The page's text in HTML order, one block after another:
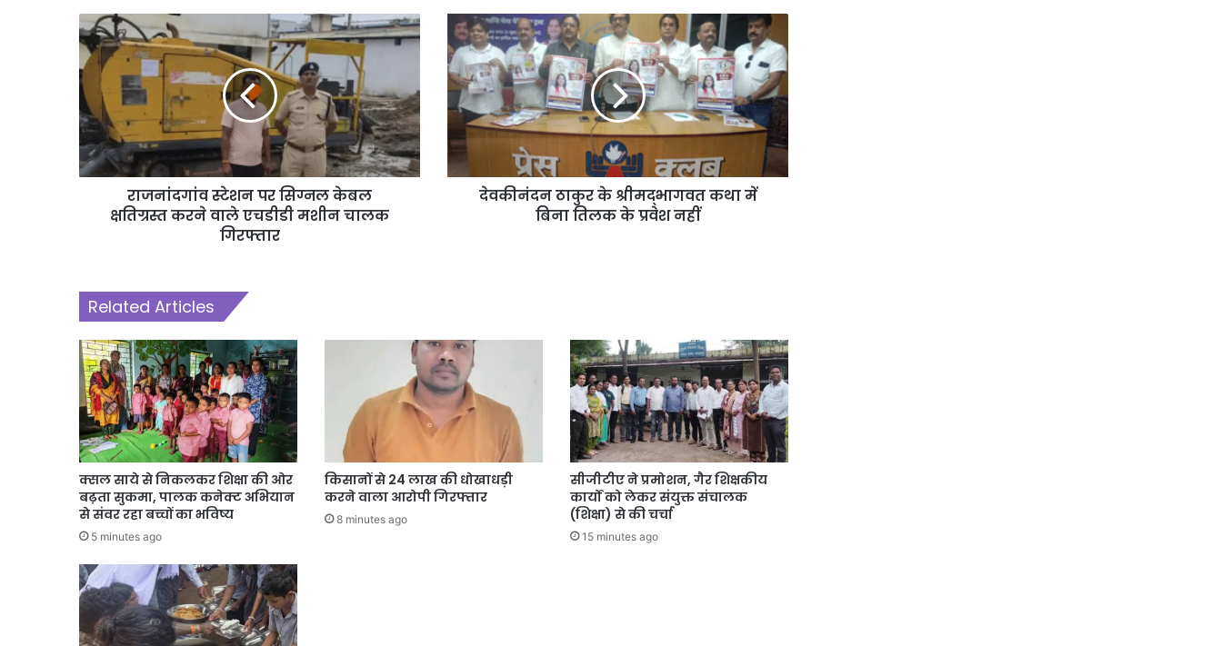
राजनांदगांव स्टेशन पर सिग्नल केबल
क्षतिग्रस्त करने वाले एचडीडी मशीन चालक
गिरफ्तार
देवकीनंदन ठाकुर के श्रीमद्भागवत कथा में
बिना तिलक के प्रवेश नहीं
Related Articles
क्सल साये से निकलकर शिक्षा की ओर
बढ़ता सुकमा, पालक कनेक्ट अभियान
से संवर रहा बच्चों का भविष्य
5 minutes ago
किसानों से 24 लाख की धोखाधड़ी
करने वाला आरोपी गिरफ्तार
8 minutes ago
सीजीटीए ने प्रमोशन, गैर शिक्षकीय
कार्यों को लेकर संयुक्त संचालक
(शिक्षा) से की चर्चा
15 minutes ago